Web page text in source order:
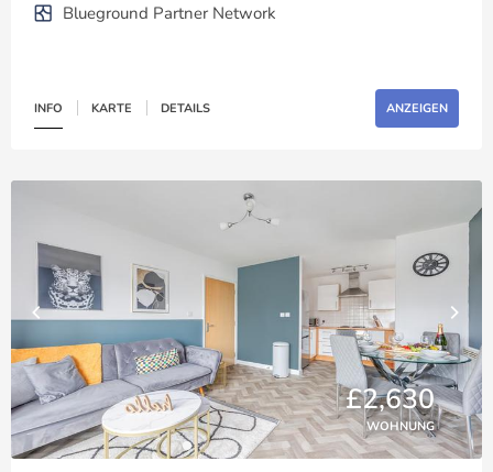
Blueground Partner Network
INFO KARTE DETAILS ANZEIGEN
£2,630
WOHNUNG